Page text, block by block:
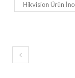
Hikvision Ürün